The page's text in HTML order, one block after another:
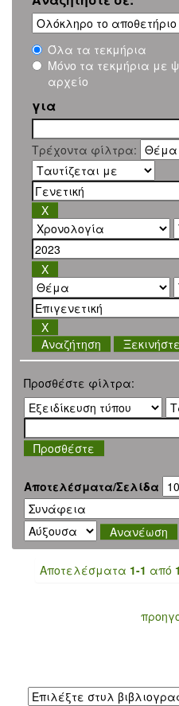
Όλα τα τεκμήρια
Μόνο τα τεκμήρια με
αρχείο
για
Τρέχοντα φίλτρα:
Προσθέστε φίλτρα:
Αποτελέσματα/Σελίδα
Αποτελέσματα 1-1 από 1